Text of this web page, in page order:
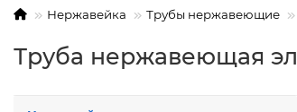
Нержавейка Трубы нержавеющие
Труба нержавеющая